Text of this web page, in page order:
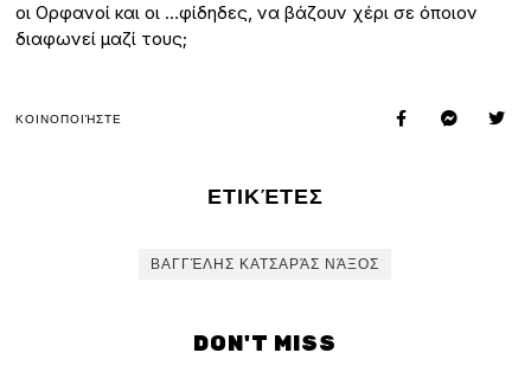
οι Ορφανοί και οι …φίδηδες, να βάζουν χέρι σε όποιον
διαφωνεί μαζί τους;
ΚΟΙΝΟΠΟΙΉΣΤΕ
ΕΤΙΚΈΤΕΣ
ΒΑΓΓΈΛΗΣ ΚΑΤΣΑΡΆΣ ΝΆΞΟΣ
DON'T MISS